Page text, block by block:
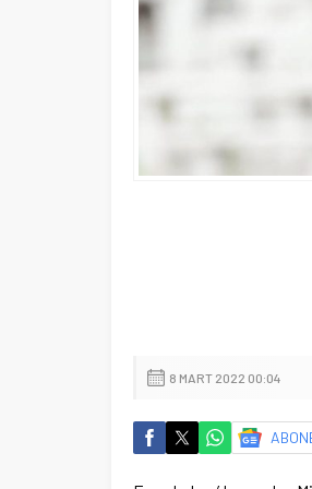
8 MART 2022 00:04